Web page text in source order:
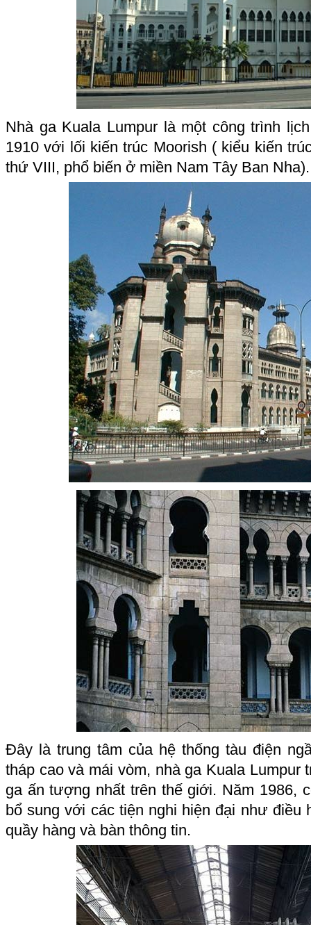
Nhà ga Kuala Lumpur là một công trình
1910 với lối kiến trúc Moorish ( kiểu kiến
thứ VIII, phổ biến ở miền Nam Tây Ban Nha).
Đây là trung tâm của hệ thống tàu điện
tháp cao và mái vòm, nhà ga Kuala Lumpur
ga ấn tượng nhất trên thế giới. Năm 1986,
bổ sung với các tiện nghi hiện đại như điều
quầy hàng và bàn thông tin.